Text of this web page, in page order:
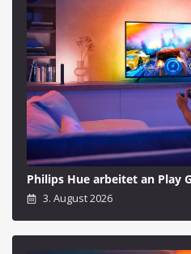
Philips Hue arbeitet an Play
3. August 2026